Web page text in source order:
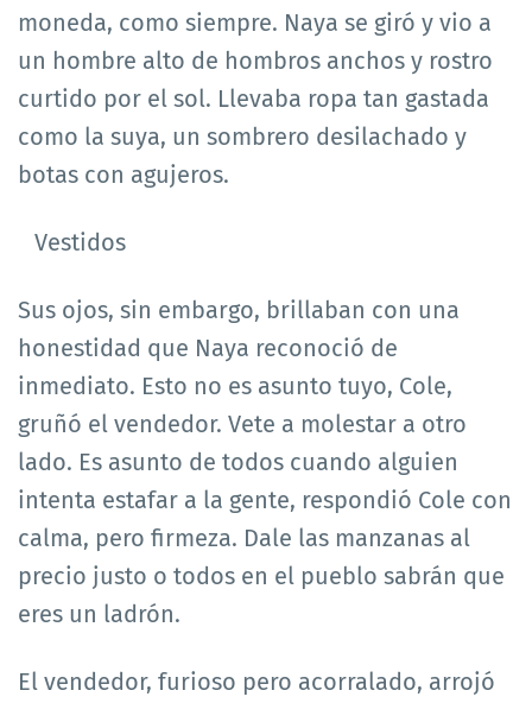
moneda, como siempre. Naya se giró y vio a
un hombre alto de hombros anchos y rostro
curtido por el sol. Llevaba ropa tan gastada
como la suya, un sombrero desilachado y
botas con agujeros.
Vestidos
Sus ojos, sin embargo, brillaban con una
honestidad que Naya reconoció de
inmediato. Esto no es asunto tuyo, Cole,
gruñó el vendedor. Vete a molestar a otro
lado. Es asunto de todos cuando alguien
intenta estafar a la gente, respondió Cole con
calma, pero firmeza. Dale las manzanas al
precio justo o todos en el pueblo sabrán que
eres un ladrón.
El vendedor, furioso pero acorralado, arrojó